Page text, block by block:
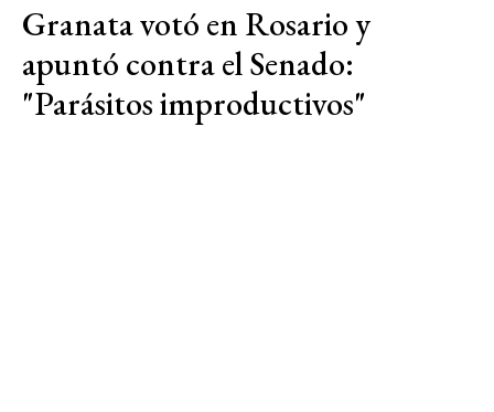
Granata votó en Rosario y
apuntó contra el Senado:
"Parásitos improductivos"